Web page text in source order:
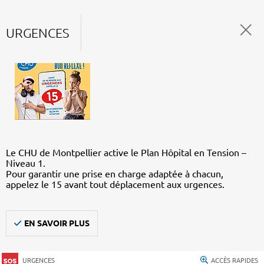
URGENCES
Le CHU de Montpellier active le Plan Hôpital en Tension –
Niveau 1.
Pour garantir une prise en charge adaptée à chacun,
appelez le 15 avant tout déplacement aux urgences.
EN SAVOIR PLUS
URGENCES ACCÈS RAPIDES